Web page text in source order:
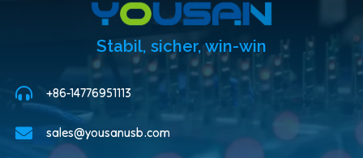
Stabil, sicher, win-win
+86-14776951113
sales@yousanusb.com